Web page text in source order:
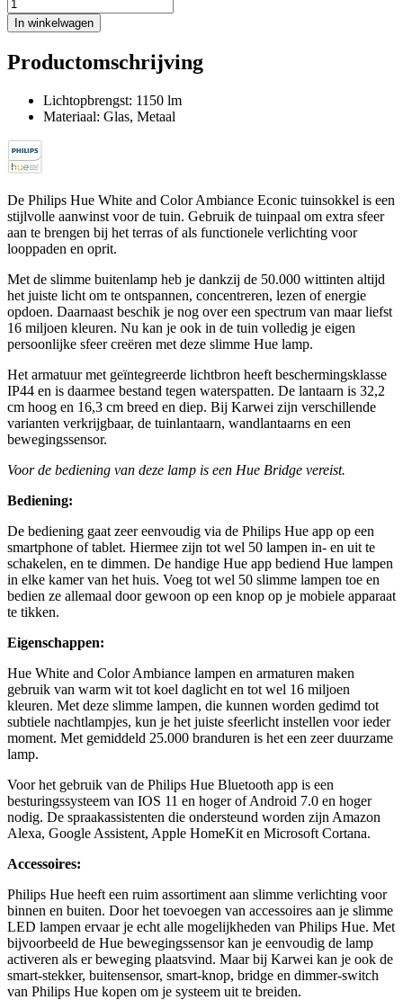
In winkelwagen
Productomschrijving
Lichtopbrengst: 1150 lm
Materiaal: Glas, Metaal
De Philips Hue White and Color Ambiance Econic tuinsokkel is een
stijlvolle aanwinst voor de tuin. Gebruik de tuinpaal om extra sfeer
aan te brengen bij het terras of als functionele verlichting voor
looppaden en oprit.
Met de slimme buitenlamp heb je dankzij de 50.000 wittinten altijd
het juiste licht om te ontspannen, concentreren, lezen of energie
opdoen. Daarnaast beschik je nog over een spectrum van maar liefst
16 miljoen kleuren. Nu kan je ook in de tuin volledig je eigen
persoonlijke sfeer creëren met deze slimme Hue lamp.
Het armatuur met geïntegreerde lichtbron heeft beschermingsklasse
IP44 en is daarmee bestand tegen waterspatten. De lantaarn is 32,2
cm hoog en 16,3 cm breed en diep. Bij Karwei zijn verschillende
varianten verkrijgbaar, de tuinlantaarn, wandlantaarns en een
bewegingssensor.
Voor de bediening van deze lamp is een Hue Bridge vereist.
Bediening:
De bediening gaat zeer eenvoudig via de Philips Hue app op een
smartphone of tablet. Hiermee zijn tot wel 50 lampen in- en uit te
schakelen, en te dimmen. De handige Hue app bediend Hue lampen
in elke kamer van het huis. Voeg tot wel 50 slimme lampen toe en
bedien ze allemaal door gewoon op een knop op je mobiele apparaat
te tikken.
Eigenschappen:
Hue White and Color Ambiance lampen en armaturen maken
gebruik van warm wit tot koel daglicht en tot wel 16 miljoen
kleuren. Met deze slimme lampen, die kunnen worden gedimd tot
subtiele nachtlampjes, kun je het juiste sfeerlicht instellen voor ieder
moment. Met gemiddeld 25.000 branduren is het een zeer duurzame
lamp.
Voor het gebruik van de Philips Hue Bluetooth app is een
besturingssysteem van IOS 11 en hoger of Android 7.0 en hoger
nodig. De spraakassistenten die ondersteund worden zijn Amazon
Alexa, Google Assistent, Apple HomeKit en Microsoft Cortana.
Accessoires:
Philips Hue heeft een ruim assortiment aan slimme verlichting voor
binnen en buiten. Door het toevoegen van accessoires aan je slimme
LED lampen ervaar je echt alle mogelijkheden van Philips Hue. Met
bijvoorbeeld de Hue bewegingssensor kan je eenvoudig de lamp
activeren als er beweging plaatsvind. Maar bij Karwei kan je ook de
smart-stekker, buitensensor, smart-knop, bridge en dimmer-switch
van Philips Hue kopen om je systeem uit te breiden.